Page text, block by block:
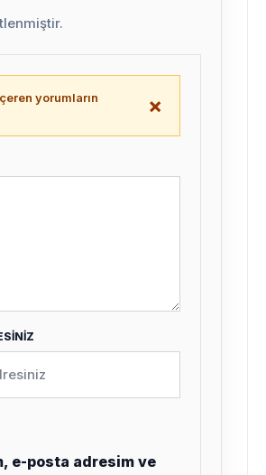
yorumların
×
e-posta adresim ve